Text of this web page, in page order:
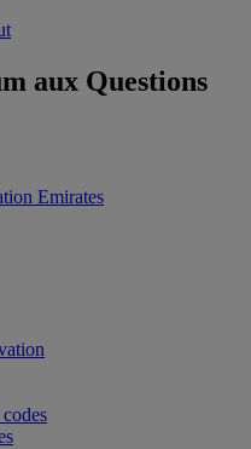
aux Questions
Emirates